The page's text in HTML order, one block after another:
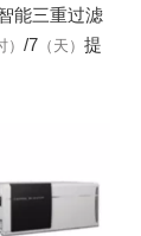
能三重过滤
）/7 （天）提